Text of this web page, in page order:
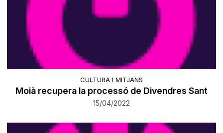
CULTURA I MITJANS
Moià recupera la processó de Divendres Sant
15/04/2022